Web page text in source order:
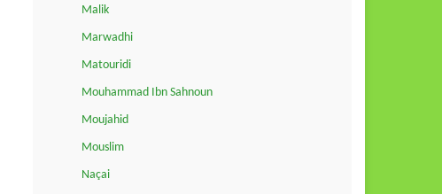
Malik
Marwadhi
Matouridi
Mouhammad Ibn Sahnoun
Moujahid
Mouslim
Naçai